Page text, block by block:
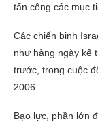
tấn công các mục
Các chiến binh
như hàng ngày kể
trước, trong cuộc
2006.
Bạo lực, phần lớn